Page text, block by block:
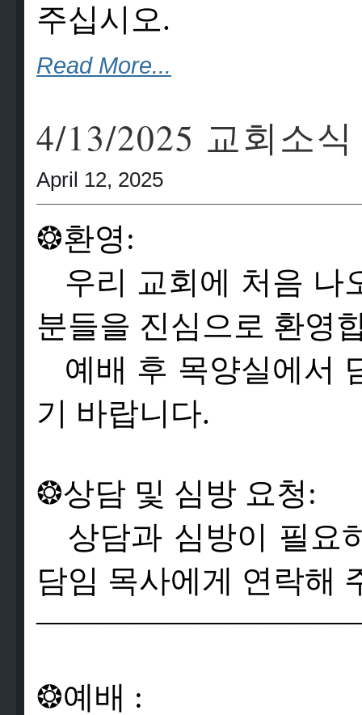
주십시 오.
Read More...
4/13/2025 교회소식
April 12, 2025
❂환영:
우리 교회에 처음 나
분들을 진심으로 환영
예배 후 목양실에서
기 바랍니다.
❂상담 및 심 방 요청:
상담과 심 방이 필 요
담임 목사에게 연 락해
❂예배 :